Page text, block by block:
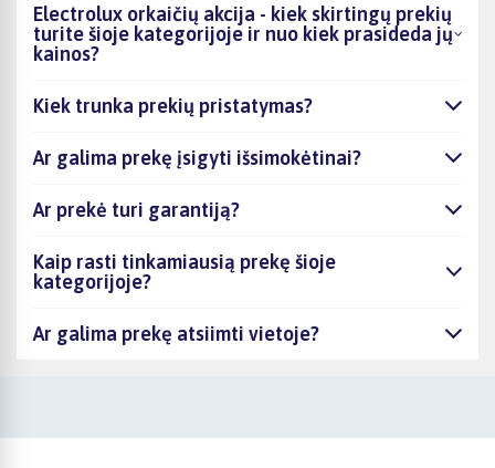
Electrolux orkaičių akcija - kiek skirtingų prekių
turite šioje kategorijoje ir nuo kiek prasideda jų
kainos?
Kiek trunka prekių pristatymas?
Ar galima prekę įsigyti išsimokėtinai?
Ar prekė turi garantiją?
Kaip rasti tinkamiausią prekę šioje
kategorijoje?
Ar galima prekę atsiimti vietoje?